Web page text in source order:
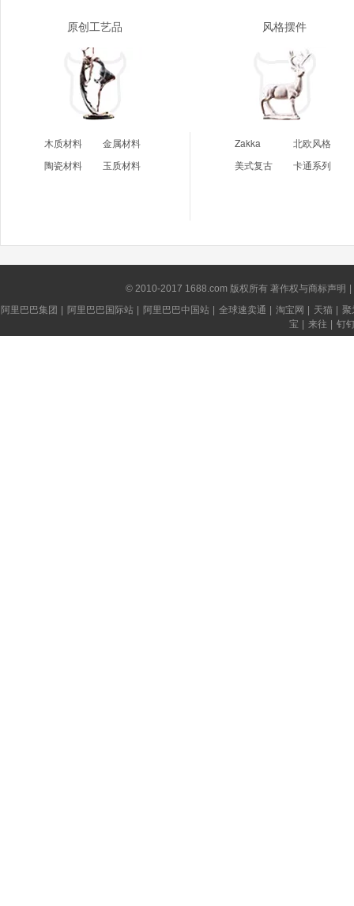
原创工艺品
木质材料
金属材料
陶瓷材料
玉质材料
风格摆件
Zakka
北欧风格
美式复古
卡通系列
© 2010-2017 1688.com 版权所有 著作权与商标声明
阿里巴巴集团
阿里巴巴国际站 阿里巴巴中国站 全球速卖通 淘宝网 天猫
聚
宝
来往 钉